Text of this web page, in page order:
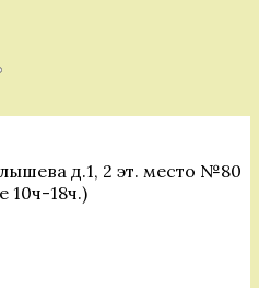
д.1, 2 эт. место №80
10ч-18ч.)